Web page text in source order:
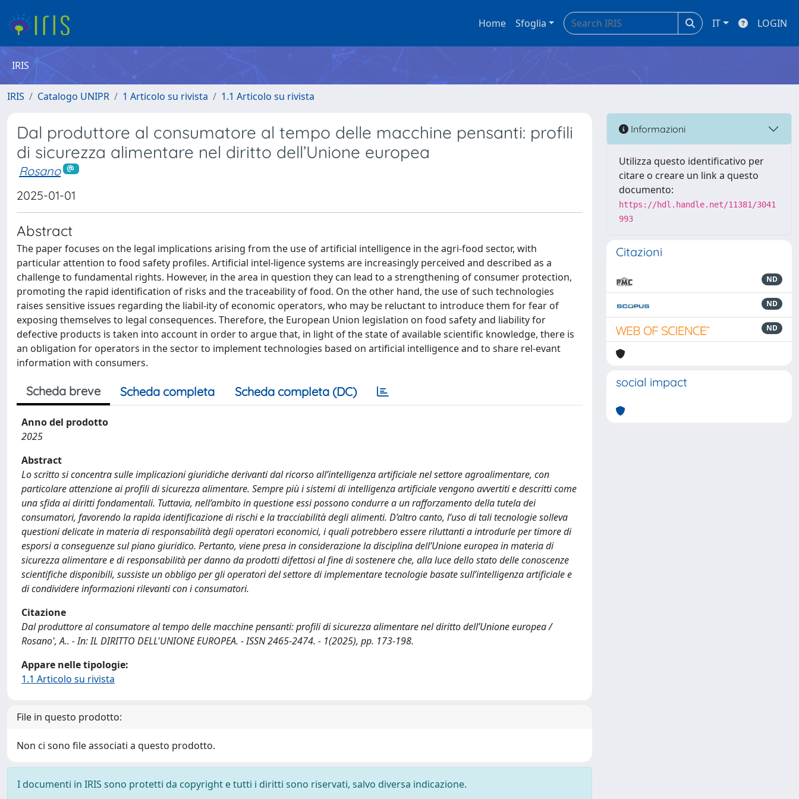
Home Sfoglia IT LOGIN
IRIS
IRIS Catalogo UNIPR 1 Articolo su rivista 1.1 Articolo su rivista
Dal produttore al consumatore al tempo delle macchine pensanti: profili
di sicurezza alimentare nel diritto dell’Unione europea
Rosano
2025-01-01
Abstract
The paper focuses on the legal implications arising from the use of artificial intelligence in the agri-food sector, with
particular attention to food safety profiles. Artificial intel-ligence systems are increasingly perceived and described as a
challenge to fundamental rights. However, in the area in question they can lead to a strengthening of consumer protection,
promoting the rapid identification of risks and the traceability of food. On the other hand, the use of such technologies
raises sensitive issues regarding the liabil-ity of economic operators, who may be reluctant to introduce them for fear of
exposing themselves to legal consequences. Therefore, the European Union legislation on food safety and liability for
defective products is taken into account in order to argue that, in light of the state of available scientific knowledge, there is
an obligation for operators in the sector to implement technologies based on artificial intelligence and to share rel-evant
information with consumers.
Scheda breve Scheda completa Scheda completa (DC)
Anno del prodotto
2025
Abstract
Lo scritto si concentra sulle implicazioni giuridiche derivanti dal ricorso all’intelli­genza artificiale nel settore agroalimentare, con
particolare attenzione ai profili di sicurezza alimentare. Sempre più i sistemi di intelligenza artificiale vengono avvertiti e descritti come
una sfida ai diritti fondamentali. Tuttavia, nell’ambito in questione essi possono condurre a un rafforzamento della tutela dei
consumatori, favorendo la rapida identificazione di rischi e la tracciabilità degli alimenti. D’altro canto, l’uso di tali tecnologie solleva
questioni delicate in materia di responsabilità degli operatori economici, i quali potrebbero essere riluttanti a introdurle per timore di
esporsi a conseguenze sul piano giuridico. Pertanto, viene presa in considerazione la disciplina dell’Unione europea in materia di
sicurezza alimentare e di responsabilità per danno da prodotti difettosi al fine di sostenere che, alla luce dello stato delle conoscenze
scientifiche disponibili, sussiste un obbligo per gli operatori del settore di implementare tecnologie basate sull’intelligenza artificiale e
di condividere informazioni rilevanti con i consumatori.
Citazione
Dal produttore al consumatore al tempo delle macchine pensanti: profili di sicurezza alimentare nel diritto dell’Unione europea /
Rosano', A.. - In: IL DIRITTO DELL'UNIONE EUROPEA. - ISSN 2465-2474. - 1(2025), pp. 173-198.
Appare nelle tipologie:
1.1 Articolo su rivista
File in questo prodotto:
Non ci sono file associati a questo prodotto.
I documenti in IRIS sono protetti da copyright e tutti i diritti sono riservati, salvo diversa indicazione.
Informazioni
Utilizza questo identificativo per
citare o creare un link a questo
documento:
https://hdl.handle.net/11381/3041
993
Citazioni
ND
ND
ND
social impact